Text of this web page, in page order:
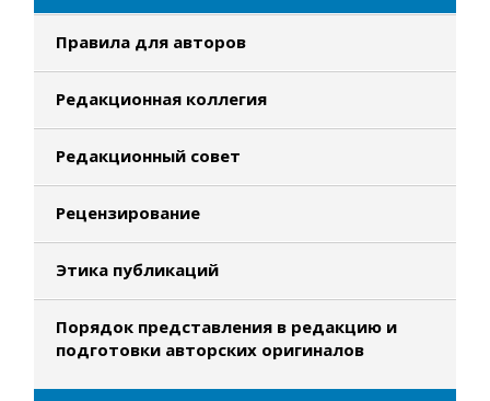
Правила для авторов
Редакционная коллегия
Редакционный совет
Рецензирование
Этика публикаций
Порядок представления в редакцию и
подготовки авторских оригиналов